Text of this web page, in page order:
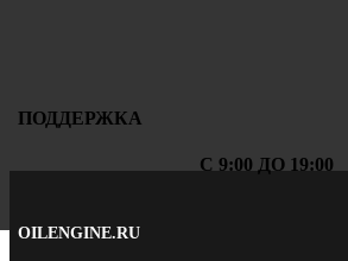
ПОДДЕРЖКА
С 9:00 ДО 19:00
OILENGINE.RU